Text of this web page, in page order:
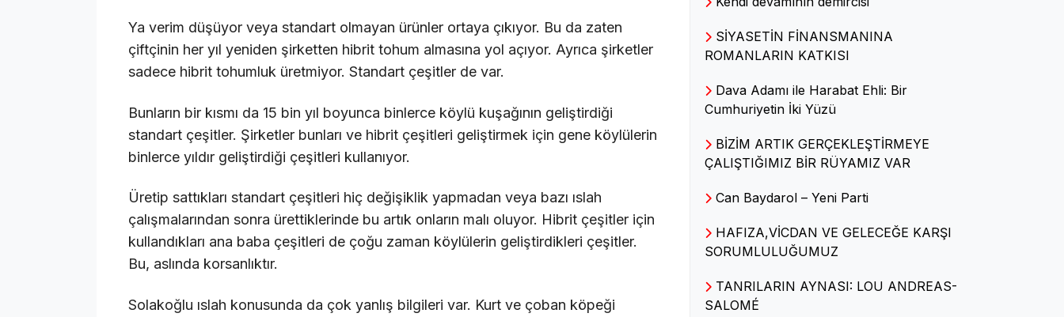
Ya verim düşüyor veya standart olmayan ürünler ortaya çıkıyor. Bu da zaten
çiftçinin her yıl yeniden şirketten hibrit tohum almasına yol açıyor. Ayrıca şirketler
sadece hibrit tohumluk üretmiyor. Standart çeşitler de var.
Bunların bir kısmı da 15 bin yıl boyunca binlerce köylü kuşağının geliştirdiği
standart çeşitler. Şirketler bunları ve hibrit çeşitleri geliştirmek için gene köylülerin
binlerce yıldır geliştirdiği çeşitleri kullanıyor.
Üretip sattıkları standart çeşitleri hiç değişiklik yapmadan veya bazı ıslah
çalışmalarından sonra ürettiklerinde bu artık onların malı oluyor. Hibrit çeşitler için
kullandıkları ana baba çeşitleri de çoğu zaman köylülerin geliştirdikleri çeşitler.
Bu, aslında korsanlıktır.
Solakoğlu ıslah konusunda da çok yanlış bilgileri var. Kurt ve çoban köpeği
Ömer Faruk ELBEK
Tezgâhın Altında Kalan
Prof. Dr. Tayfun ÖZKAYA
Tarımda GDO ve korsan tohum
Av. Arca Deniz KARA
SORU-CEVAPLARLA KİRA
HUKUKU
SİYASETİN FİNANSMANINA
ROMANLARIN KATKISI
Dava Adamı ile Harabat Ehli: Bir
Cumhuriyetin İki Yüzü
BİZİM ARTIK GERÇEKLEŞTİRMEYE
ÇALIŞTIĞIMIZ BİR RÜYAMIZ VAR
Can Baydarol – Yeni Parti
HAFIZA,VİCDAN VE GELECEĞE KARŞI
SORUMLULUĞUMUZ
TANRILARIN AYNASI: LOU ANDREAS-
SALOMÉ